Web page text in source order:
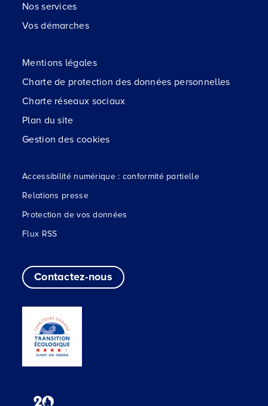
Nos services
Vos démarches
Mentions légales
Charte de protection des données personnelles
Charte réseaux sociaux
Plan du site
Gestion des cookies
Accessibilité numérique : conformité partielle
Relations presse
Protection de vos données
Flux RSS
Contactez-nous